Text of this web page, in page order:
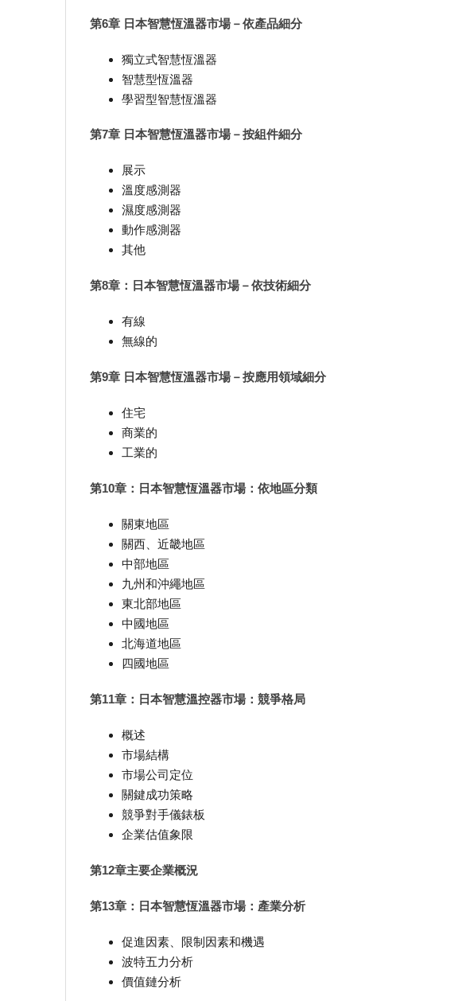
第6章 日本智慧恆溫器市場－依產品細分
獨立式智慧恆溫器
智慧型恆溫器
學習型智慧恆溫器
第7章 日本智慧恆溫器市場－按組件細分
展示
溫度感測器
濕度感測器
動作感測器
其他
第8章：日本智慧恆溫器市場－依技術細分
有線
無線的
第9章 日本智慧恆溫器市場－按應用領域細分
住宅
商業的
工業的
第10章：日本智慧恆溫器市場：依地區分類
關東地區
關西、近畿地區
中部地區
九州和沖繩地區
東北部地區
中國地區
北海道地區
四國地區
第11章：日本智慧溫控器市場：競爭格局
概述
市場結構
市場公司定位
關鍵成功策略
競爭對手儀錶板
企業估值象限
第12章主要企業概況
第13章：日本智慧恆溫器市場：產業分析
促進因素、限制因素和機遇
波特五力分析
價值鏈分析